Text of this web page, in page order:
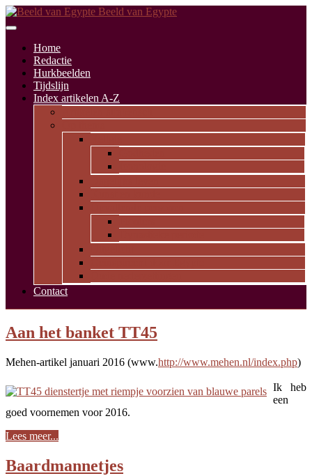
Beeld van Egypte
Home
Redactie
Hurkbeelden
Tijdslijn
Index artikelen A-Z
Contact
Aan het banket TT45
Mehen-artikel januari 2016 (www.http://www.mehen.nl/index.php)
Ik heb
een
goed voornemen voor 2016.
Lees meer...
Baardmannetjes